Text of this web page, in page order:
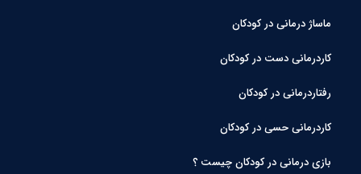
ماساژ درمانی در کودکان
کاردرمانی دست در کودکان
رفتاردرمانی در کودکان
کاردرمانی حسی در کودکان
بازی درمانی در کودکان چیست ؟